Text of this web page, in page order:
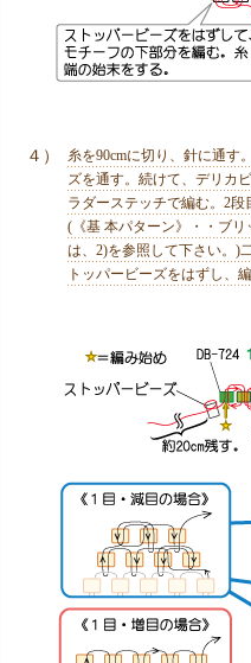
４）
糸を90cmに切り、針に通す
ズを通す。続けて、デリカ
ラダーステッチで編む。2段
(《基 本パターン》・・ブリ
は、2)を参照して下さい。)
トッパービーズをはずし、